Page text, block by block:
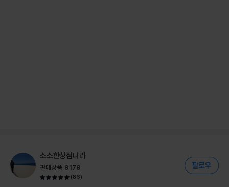
소소한상점나라
판매상품 9179
(86)